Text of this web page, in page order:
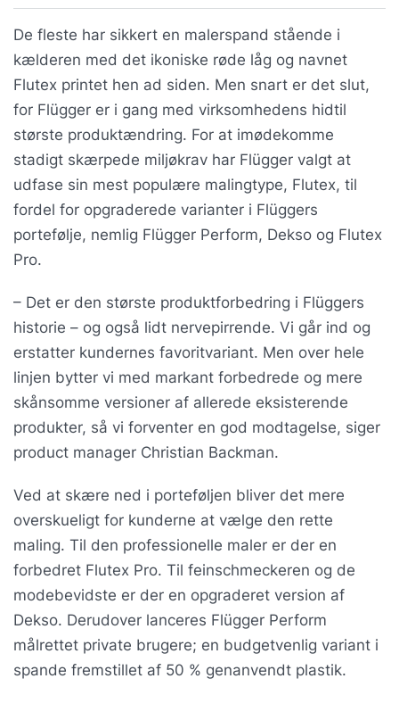
De fleste har sikkert en malerspand stående i
kælderen med det ikoniske røde låg og navnet
Flutex printet hen ad siden. Men snart er det slut,
for Flügger er i gang med virksomhedens hidtil
største produktændring. For at imødekomme
stadigt skærpede miljøkrav har Flügger valgt at
udfase sin mest populære malingtype, Flutex, til
fordel for opgraderede varianter i Flüggers
portefølje, nemlig Flügger Perform, Dekso og Flutex
Pro.
– Det er den største produktforbedring i Flüggers
historie – og også lidt nervepirrende. Vi går ind og
erstatter kundernes favoritvariant. Men over hele
linjen bytter vi med markant forbedrede og mere
skånsomme versioner af allerede eksisterende
produkter, så vi forventer en god modtagelse, siger
product manager Christian Backman.
Ved at skære ned i porteføljen bliver det mere
overskueligt for kunderne at vælge den rette
maling. Til den professionelle maler er der en
forbedret Flutex Pro. Til feinschmeckeren og de
modebevidste er der en opgraderet version af
Dekso. Derudover lanceres Flügger Perform
målrettet private brugere; en budgetvenlig variant i
spande fremstillet af 50 % genanvendt plastik.